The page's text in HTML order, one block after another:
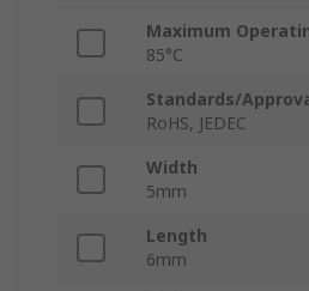
Maximum
85°C
Standards/
RoHS, JEDEC
Width
5mm
Length
6mm